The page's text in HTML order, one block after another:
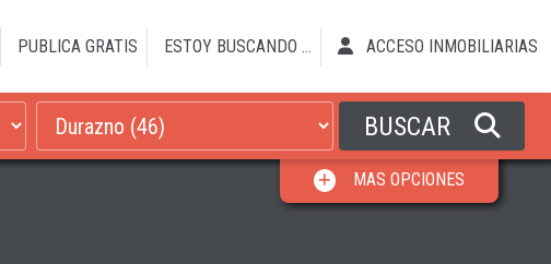
PUBLICA GRATIS ESTOY BUSCANDO ... ACCESO INMOBILIARIAS
BUSCAR
MAS OPCIONES